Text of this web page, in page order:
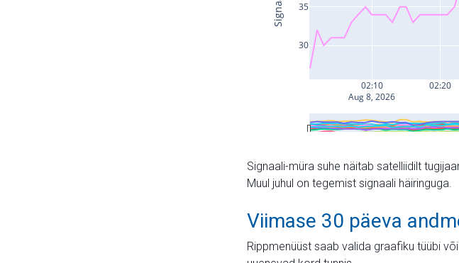
Signaali-müra suhe näitab satelliidilt
Muul juhul on tegemist signaali häiringuga.
Viimase 30 päeva
Rippmenüüst saab valida graafiku tüübi